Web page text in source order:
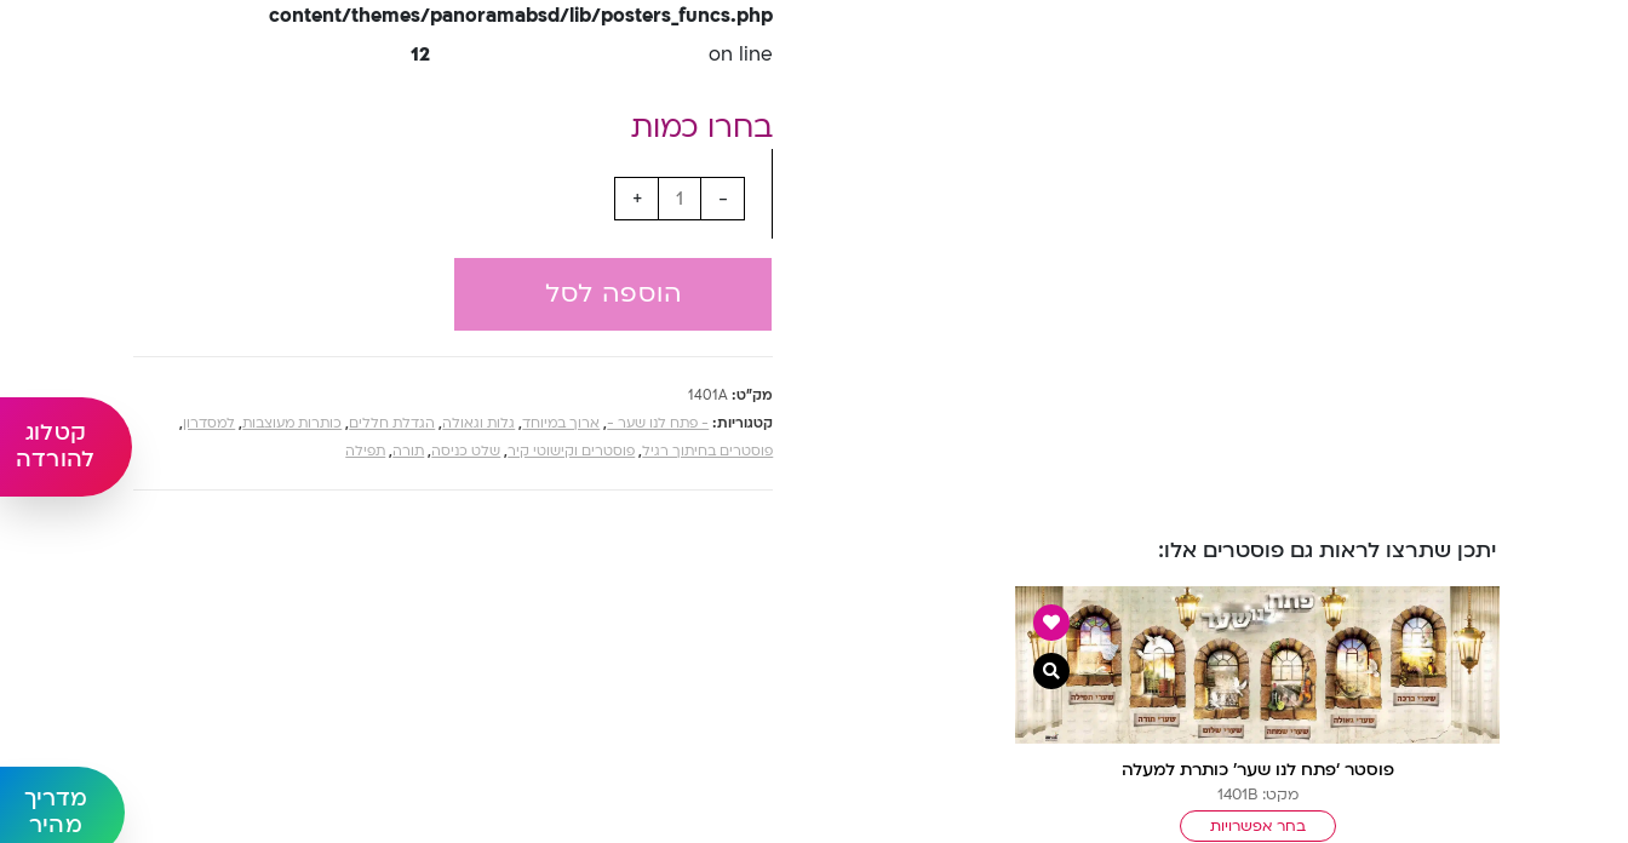
קטלוג
להורדה
מדריך
מהיר
content/themes/panoramabsd/lib/posters_funcs.php
on line
12
-
+
הוספה לסל
מק"ט: 1401A
קטגוריות: - פתח לנו שער -, ארוך במיוחד, גלות וגאולה, הגדלת חללים, כותרות מעוצבות, למסדרון,
פוסטרים בחיתוך רגיל, פוסטרים וקישוטי קיר, שלט כניסה, תורה, תפילה
יתכן שתרצו לראות גם פוסטרים אלו:
פוסטר ‘פתח לנו שער’ כותרת למעלה
מקט: 1401B
בחר אפשרויות
צפייה מהירה